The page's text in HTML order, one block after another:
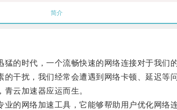
简介
时代，一个流畅快速的网络连接对于我们
干扰，我们经常会遭遇到网络卡顿、延迟等问
云加速器应运而生。
的网络加速工具，它能够帮助用户优化网络连